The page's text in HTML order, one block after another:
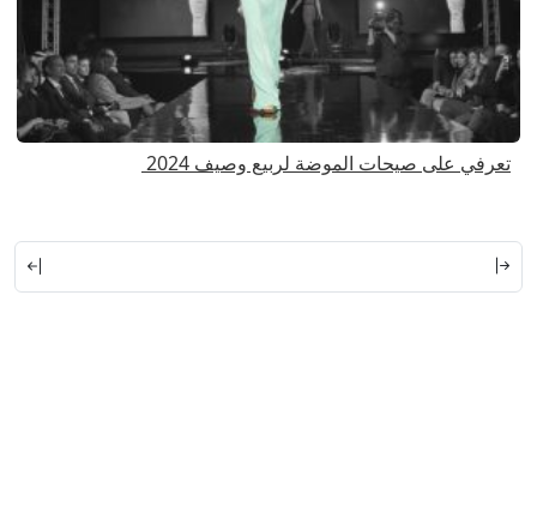
تعرفي على صيحات الموضة لربيع وصيف 2024